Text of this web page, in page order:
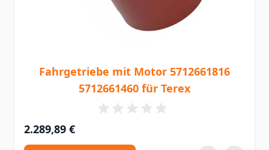
Fahrgetriebe mit Motor 5712661816
5712661460 für Terex
2.289,89 €